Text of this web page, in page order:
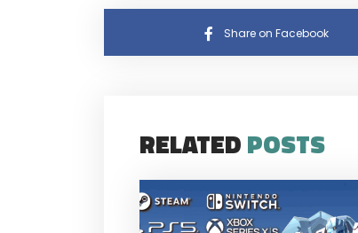
Share on Facebook
RELATEDPOSTS